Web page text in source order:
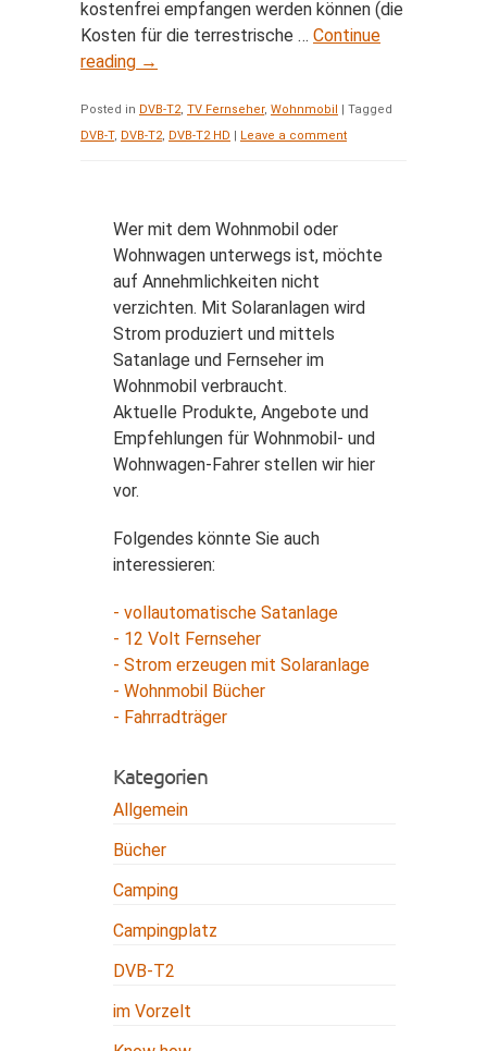
kostenfrei empfangen werden können (die
Kosten für die terrestrische … Continue
reading →
Posted in DVB-T2, TV Fernseher, Wohnmobil | Tagged
DVB-T, DVB-T2, DVB-T2 HD | Leave a comment
Wer mit dem Wohnmobil oder
Wohnwagen unterwegs ist, möchte
auf Annehmlichkeiten nicht
verzichten. Mit Solaranlagen wird
Strom produziert und mittels
Satanlage und Fernseher im
Wohnmobil verbraucht.
Aktuelle Produkte, Angebote und
Empfehlungen für Wohnmobil- und
Wohnwagen-Fahrer stellen wir hier
vor.
Folgendes könnte Sie auch
interessieren:
- vollautomatische Satanlage
- 12 Volt Fernseher
- Strom erzeugen mit Solaranlage
- Wohnmobil Bücher
- Fahrradträger
Kategorien
Allgemein
Bücher
Camping
Campingplatz
DVB-T2
im Vorzelt